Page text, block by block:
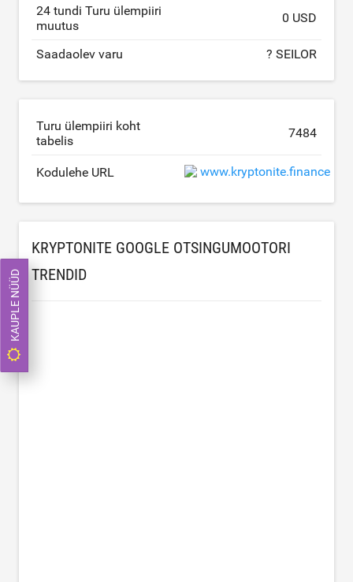
24 tundi Turu ülempiiri
muutus
0 USD
Saadaolev varu ? SEILOR
Turu ülempiiri koht
tabelis
7484
Kodulehe URL www.kryptonite.finance
KRYPTONITE GOOGLE OTSINGUMOOTORI
TRENDID
KAUPLE NÜÜD